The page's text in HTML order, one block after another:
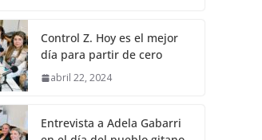
Control Z. Hoy es el mejor
día para partir de cero
abril 22, 2024
Entrevista a Adela Gabarri